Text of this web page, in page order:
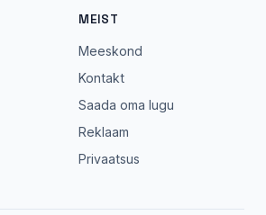
MEIST
Meeskond
Kontakt
Saada oma lugu
Reklaam
Privaatsus